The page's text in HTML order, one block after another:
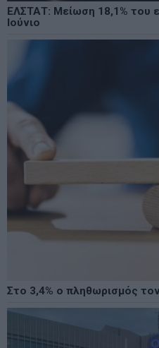
ΕΛΣΤΑΤ: Μείωση 18,1% του
Ιούνιο
Στο 3,4% ο πληθωρισμός τον